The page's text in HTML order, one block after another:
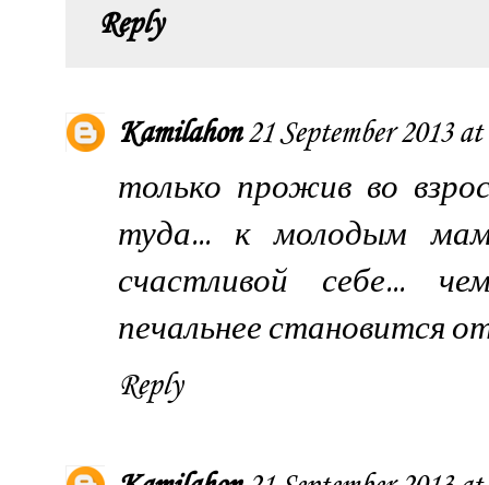
Reply
Kamilahon 21 September 2013
только прожив во
туда... к молодым
счастливой себе...
печальнее становится
Reply